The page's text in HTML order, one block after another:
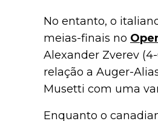
No entanto, o
meias-finais no
Alexander Zverev
relação a Auger-
Musetti com uma
Enquanto o